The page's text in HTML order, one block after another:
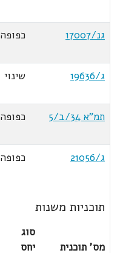
גנ/17007
כפופה
ג/19636
שינוי
תמ"א 34/ב/5
כפופה
ג/21056
כפופה
תוכניות משנות
מס' תוכנית
סוג
יחס